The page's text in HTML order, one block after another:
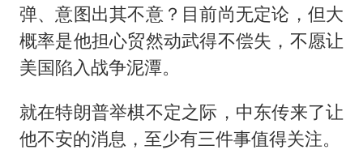
弹、意图出其不意？目前尚无定论，但大
概率是他担心贸然动武得不偿失，不愿让
美国陷入战争泥潭。
就在特朗普举棋不定之际，中东传来了让
他不安的消息，至少有三件事值得关注。